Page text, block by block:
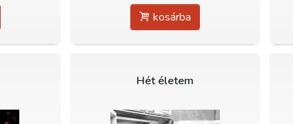
kosárba
Hét életem